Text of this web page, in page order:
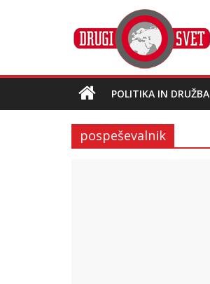
POLITIKA IN DRUŽBA
pospeševalnik